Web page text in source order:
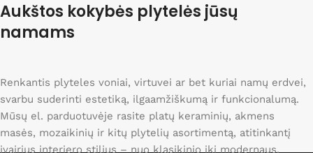
Aukštos kokybės plytelės jūsų
namams
Renkantis plyteles voniai, virtuvei ar bet kuriai namų erdvei,
svarbu suderinti estetiką, ilgaamžiškumą ir funkcionalumą.
Mūsų el. parduotuvėje rasite platų keraminių, akmens
masės, mozaikinių ir kitų plytelių asortimentą, atitinkantį
įvairius interjero stilius – nuo klasikinio iki modernaus.